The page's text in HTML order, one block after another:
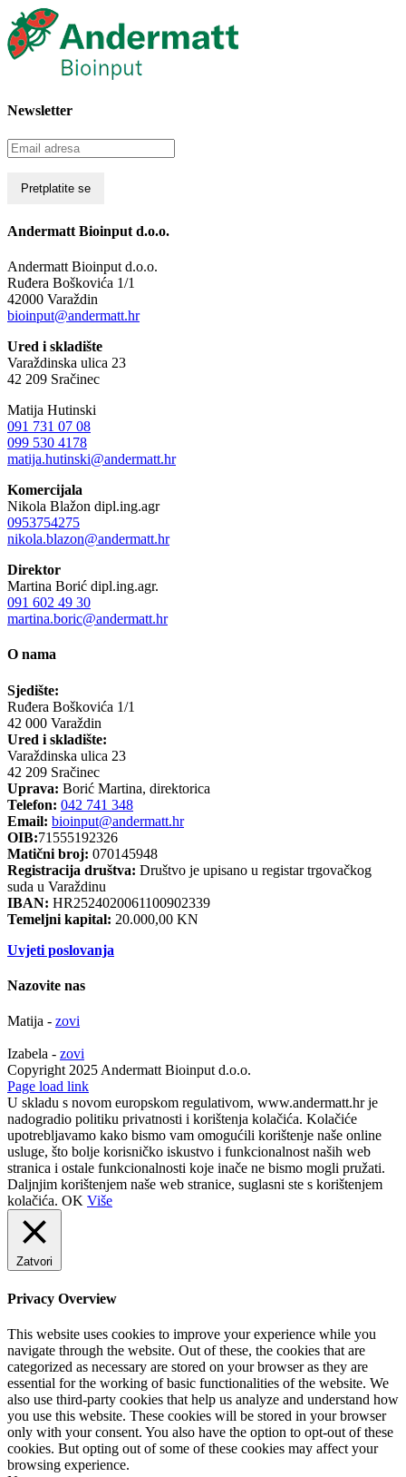
Newsletter
Andermatt Bioinput d.o.o.
Andermatt Bioinput d.o.o.
Ruđera Boškovića 1/1
42000 Varaždin
bioinput@andermatt.hr
Ured i skladište
Varaždinska ulica 23
42 209 Sračinec
Matija Hutinski
091 731 07 08
099 530 4178
matija.hutinski@andermatt.hr
Komercijala
Nikola Blažon dipl.ing.agr
0953754275
nikola.blazon@andermatt.hr
Direktor
Martina Borić dipl.ing.agr.
091 602 49 30
martina.boric@andermatt.hr
O nama
Sjedište:
Ruđera Boškovića 1/1
42 000 Varaždin
Ured i skladište:
Varaždinska ulica 23
42 209 Sračinec
Uprava: Borić Martina, direktorica
Telefon: 042 741 348
Email: bioinput@andermatt.hr
OIB:71555192326
Matični broj: 070145948
Registracija društva: Društvo je upisano u registar trgovačkog
suda u Varaždinu
IBAN: HR2524020061100902339
Temeljni kapital: 20.000,00 KN
Uvjeti poslovanja
Nazovite nas
Matija - zovi
Izabela - zovi
Copyright 2025 Andermatt Bioinput d.o.o.
Facebook
Page load link
U skladu s novom europskom regulativom, www.andermatt.hr je
nadogradio politiku privatnosti i korištenja kolačića. Kolačiće
upotrebljavamo kako bismo vam omogućili korištenje naše online
usluge, što bolje korisničko iskustvo i funkcionalnost naših web
stranica i ostale funkcionalnosti koje inače ne bismo mogli pružati.
Daljnjim korištenjem naše web stranice, suglasni ste s korištenjem
kolačića. OK Više
Zatvori
Privacy Overview
This website uses cookies to improve your experience while you
navigate through the website. Out of these, the cookies that are
categorized as necessary are stored on your browser as they are
essential for the working of basic functionalities of the website. We
also use third-party cookies that help us analyze and understand how
you use this website. These cookies will be stored in your browser
only with your consent. You also have the option to opt-out of these
cookies. But opting out of some of these cookies may affect your
browsing experience.